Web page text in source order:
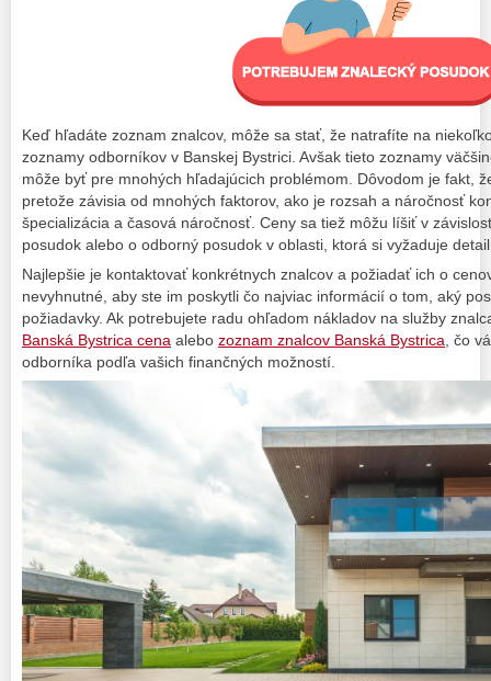
Keď hľadáte zoznam znalcov, môže sa stať, že natrafíte na
zoznamy odborníkov v Banskej Bystrici. Avšak tieto zoznamy
môže byť pre mnohých hľadajúcich problémom. Dôvodom je fakt,
pretože závisia od mnohých faktorov, ako je rozsah a náročnosť
špecializácia a časová náročnosť. Ceny sa tiež môžu líšiť v
posudok alebo o odborný posudok v oblasti, ktorá si vyžaduje
Najlepšie je kontaktovať konkrétnych znalcov a požiadať ich o
nevyhnutné, aby ste im poskytli čo najviac informácií o tom, aký
požiadavky. Ak potrebujete radu ohľadom nákladov na služby
Banská Bystrica cena alebo zoznam znalcov Banská Bystrica , čo
odborníka podľa vašich finančných možností.